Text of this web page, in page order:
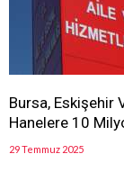
Bursa, Eskişehir
Hanelere 10
29 Temmuz 2025